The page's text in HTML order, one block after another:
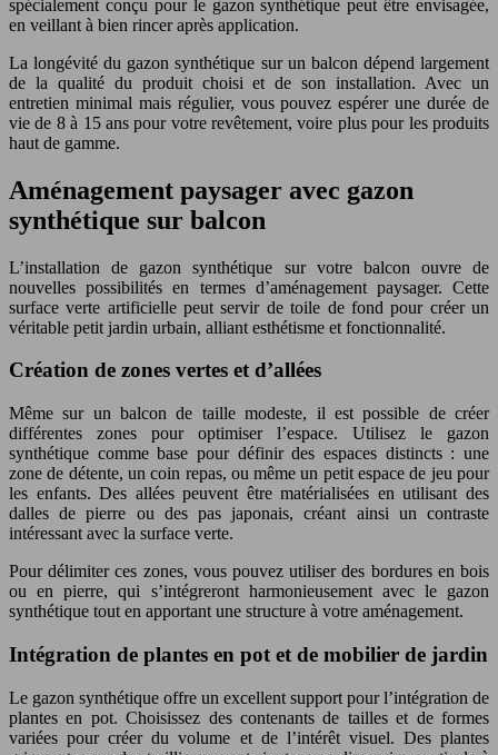
spécialement conçu pour le gazon synthétique peut être envisagée,
en veillant à bien rincer après application.
La longévité du gazon synthétique sur un balcon dépend largement
de la qualité du produit choisi et de son installation. Avec un
entretien minimal mais régulier, vous pouvez espérer une durée de
vie de 8 à 15 ans pour votre revêtement, voire plus pour les produits
haut de gamme.
Aménagement paysager avec gazon
synthétique sur balcon
L’installation de gazon synthétique sur votre balcon ouvre de
nouvelles possibilités en termes d’aménagement paysager. Cette
surface verte artificielle peut servir de toile de fond pour créer un
véritable petit jardin urbain, alliant esthétisme et fonctionnalité.
Création de zones vertes et d’allées
Même sur un balcon de taille modeste, il est possible de créer
différentes zones pour optimiser l’espace. Utilisez le gazon
synthétique comme base pour définir des espaces distincts : une
zone de détente, un coin repas, ou même un petit espace de jeu pour
les enfants. Des allées peuvent être matérialisées en utilisant des
dalles de pierre ou des pas japonais, créant ainsi un contraste
intéressant avec la surface verte.
Pour délimiter ces zones, vous pouvez utiliser des bordures en bois
ou en pierre, qui s’intégreront harmonieusement avec le gazon
synthétique tout en apportant une structure à votre aménagement.
Intégration de plantes en pot et de mobilier de jardin
Le gazon synthétique offre un excellent support pour l’intégration de
plantes en pot. Choisissez des contenants de tailles et de formes
variées pour créer du volume et de l’intérêt visuel. Des plantes